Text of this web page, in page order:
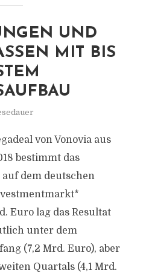
UND
MIT BIS
von Vonovia aus
bestimmt das
dem deutschen
Euro lag das Resultat
unter dem
(7,2 Mrd. Euro), aber
Quartals (4,1 Mrd.